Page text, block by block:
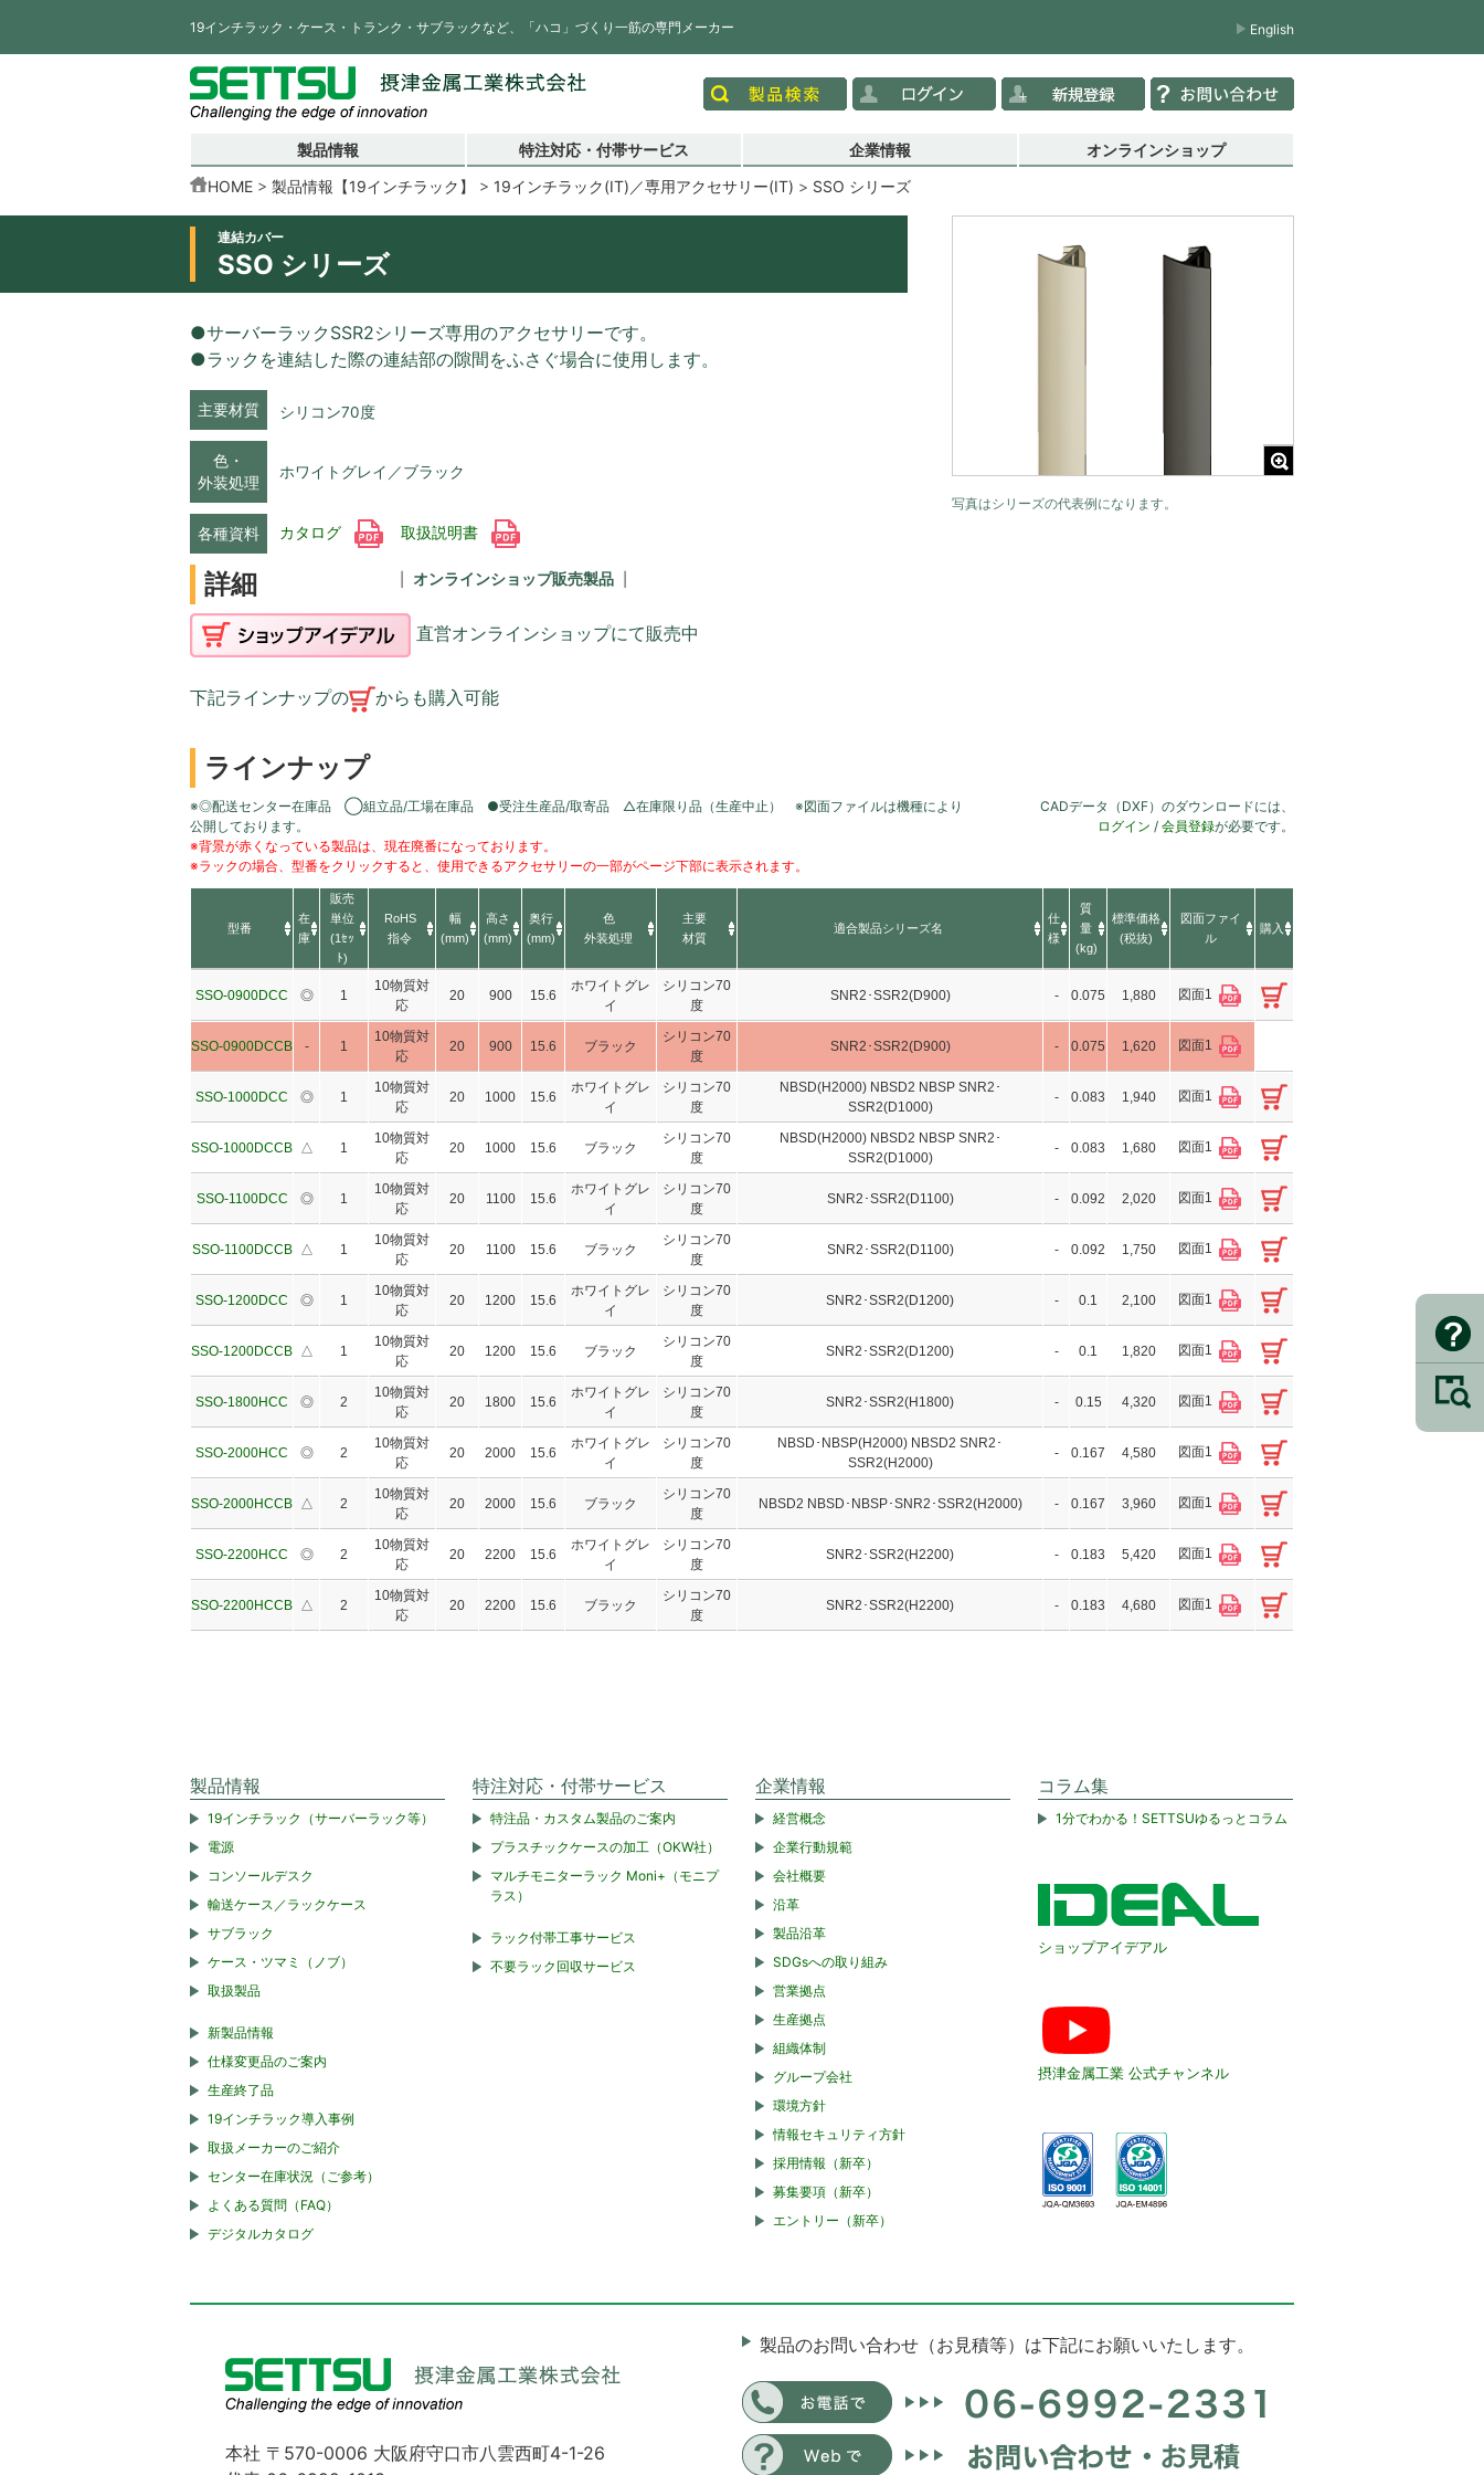
19インチラック・ケース・トランク・サブラックなど、「ハコ」づくり一筋の専門メーカー English
製品情報 特注対応・付帯サービス 企業情報 オンラインショップ
HOME 製品情報【19インチラック】 19インチラック(IT)／専用アクセサリー(IT) SSO シリーズ
連結カバー
SSO シリーズ
●サーバーラックSSR2シリーズ専用のアクセサリーです。
●ラックを連結した際の連結部の隙間をふさぐ場合に使用します。
主要材質 シリコン70度
色・
外装処理
ホワイトグレイ／ブラック
各種資料 カタログ 取扱説明書
写真はシリーズの代表例になります。
詳細 オンラインショップ販売製品
直営オンラインショップにて販売中
下記ラインナップの からも購入可能
ラインナップ
※◎配送センター在庫品 ◯組立品/工場在庫品 ●受注生産品/取寄品 △在庫限り品（生産中止） ※図面ファイルは機種により
公開しております。
※背景が赤くなっている製品は、現在廃番になっております。
※ラックの場合、型番をクリックすると、使用できるアクセサリーの一部がページ下部に表示されます。
CADデータ（DXF）のダウンロードには、
ログイン / 会員登録が必要です。
型番
在
庫
販売
単位
(1ｾｯ
ﾄ)
RoHS
指令
幅
(mm)
高さ
(mm)
奥行
(mm)
色
外装処理
主要
材質
適合製品シリーズ名
仕
様
質
量
(kg)
標準価格
(税抜)
図面ファイ
ル
購入
SSO-0900DCC ◎ 1
10物質対
応
20 900 15.6
ホワイトグレ
イ
シリコン70
度
SNR2･SSR2(D900) - 0.075 1,880 図面1
SSO-0900DCCB - 1
10物質対
応
20 900 15.6 ブラック
シリコン70
度
SNR2･SSR2(D900) - 0.075 1,620 図面1
SSO-1000DCC ◎ 1
10物質対
応
20 1000 15.6
ホワイトグレ
イ
シリコン70
度
NBSD(H2000) NBSD2 NBSP SNR2･
SSR2(D1000)
- 0.083 1,940 図面1
SSO-1000DCCB △ 1
10物質対
応
20 1000 15.6 ブラック
シリコン70
度
NBSD(H2000) NBSD2 NBSP SNR2･
SSR2(D1000)
- 0.083 1,680 図面1
SSO-1100DCC ◎ 1
10物質対
応
20 1100 15.6
ホワイトグレ
イ
シリコン70
度
SNR2･SSR2(D1100) - 0.092 2,020 図面1
SSO-1100DCCB △ 1
10物質対
応
20 1100 15.6 ブラック
シリコン70
度
SNR2･SSR2(D1100) - 0.092 1,750 図面1
SSO-1200DCC ◎ 1
10物質対
応
20 1200 15.6
ホワイトグレ
イ
シリコン70
度
SNR2･SSR2(D1200) - 0.1 2,100 図面1
SSO-1200DCCB △ 1
10物質対
応
20 1200 15.6 ブラック
シリコン70
度
SNR2･SSR2(D1200) - 0.1 1,820 図面1
SSO-1800HCC ◎ 2
10物質対
応
20 1800 15.6
ホワイトグレ
イ
シリコン70
度
SNR2･SSR2(H1800) - 0.15 4,320 図面1
SSO-2000HCC ◎ 2
10物質対
応
20 2000 15.6
ホワイトグレ
イ
シリコン70
度
NBSD･NBSP(H2000) NBSD2 SNR2･
SSR2(H2000)
- 0.167 4,580 図面1
SSO-2000HCCB △ 2
10物質対
応
20 2000 15.6 ブラック
シリコン70
度
NBSD2 NBSD･NBSP･SNR2･SSR2(H2000) - 0.167 3,960 図面1
SSO-2200HCC ◎ 2
10物質対
応
20 2200 15.6
ホワイトグレ
イ
シリコン70
度
SNR2･SSR2(H2200) - 0.183 5,420 図面1
SSO-2200HCCB △ 2
10物質対
応
20 2200 15.6 ブラック
シリコン70
度
SNR2･SSR2(H2200) - 0.183 4,680 図面1
製品情報
19インチラック（サーバーラック等）
電源
コンソールデスク
輸送ケース／ラックケース
サブラック
ケース・ツマミ（ノブ）
取扱製品
新製品情報
仕様変更品のご案内
生産終了品
19インチラック導入事例
取扱メーカーのご紹介
センター在庫状況（ご参考）
よくある質問（FAQ）
デジタルカタログ
特注対応・付帯サービス
特注品・カスタム製品のご案内
プラスチックケースの加工（OKW社）
マルチモニターラック Moni+（モニプ
ラス）
ラック付帯工事サービス
不要ラック回収サービス
企業情報
経営概念
企業行動規範
会社概要
沿革
製品沿革
SDGsへの取り組み
営業拠点
生産拠点
組織体制
グループ会社
環境方針
情報セキュリティ方針
採用情報（新卒）
募集要項（新卒）
エントリー（新卒）
コラム集
1分でわかる！SETTSUゆるっとコラム
ショップアイデアル
摂津金属工業 公式チャンネル
本社 〒570-0006 大阪府守口市八雲西町4-1-26
製品のお問い合わせ（お見積等）は下記にお願いいたします。